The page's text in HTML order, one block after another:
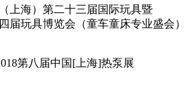
上海）第二十三届国际玩具暨
届玩具博览会（童车童床专业盛会）
第八届中国[上海]热泵展